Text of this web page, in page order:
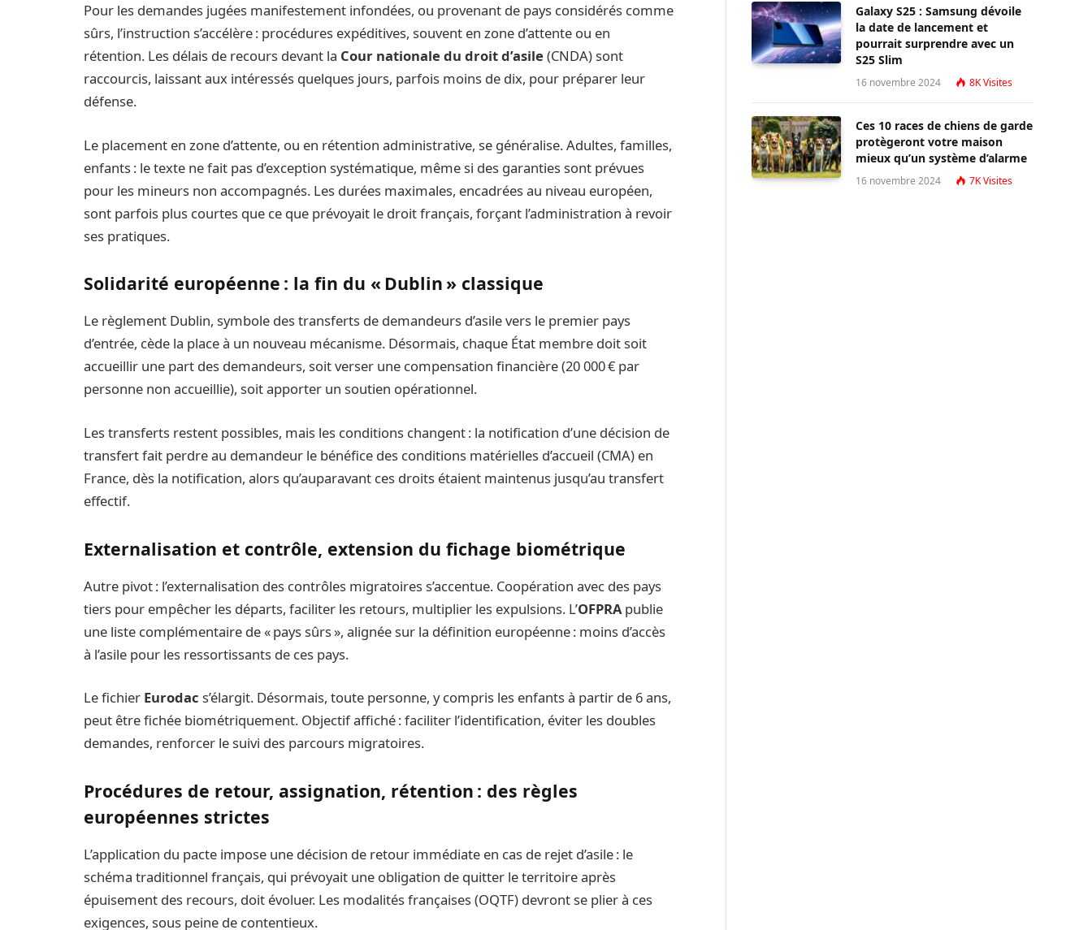
Pour les demandes jugées manifestement infondées, ou provenant de pays considérés comme
sûrs, l’instruction s’accélère : procédures expéditives, souvent en zone d’attente ou en
rétention. Les délais de recours devant la Cour nationale du droit d’asile (CNDA) sont
raccourcis, laissant aux intéressés quelques jours, parfois moins de dix, pour préparer leur
défense.
Le placement en zone d’attente, ou en rétention administrative, se généralise. Adultes, familles,
enfants : le texte ne fait pas d’exception systématique, même si des garanties sont prévues
pour les mineurs non accompagnés. Les durées maximales, encadrées au niveau européen,
sont parfois plus courtes que ce que prévoyait le droit français, forçant l’administration à revoir
ses pratiques.
Solidarité européenne : la fin du « Dublin » classique
Le règlement Dublin, symbole des transferts de demandeurs d’asile vers le premier pays
d’entrée, cède la place à un nouveau mécanisme. Désormais, chaque État membre doit soit
accueillir une part des demandeurs, soit verser une compensation financière (20 000 € par
personne non accueillie), soit apporter un soutien opérationnel.
Les transferts restent possibles, mais les conditions changent : la notification d’une décision de
transfert fait perdre au demandeur le bénéfice des conditions matérielles d’accueil (CMA) en
France, dès la notification, alors qu’auparavant ces droits étaient maintenus jusqu’au transfert
effectif.
Externalisation et contrôle, extension du fichage biométrique
Autre pivot : l’externalisation des contrôles migratoires s’accentue. Coopération avec des pays
tiers pour empêcher les départs, faciliter les retours, multiplier les expulsions. L’OFPRApublie
une liste complémentaire de « pays sûrs », alignée sur la définition européenne : moins d’accès
à l’asile pour les ressortissants de ces pays.
Le fichier Eurodac s’élargit. Désormais, toute personne, y compris les enfants à partir de 6 ans,
peut être fichée biométriquement. Objectif affiché : faciliter l’identification, éviter les doubles
demandes, renforcer le suivi des parcours migratoires.
Procédures de retour, assignation, rétention : des règles
européennes strictes
L’application du pacte impose une décision de retour immédiate en cas de rejet d’asile : le
schéma traditionnel français, qui prévoyait une obligation de quitter le territoire après
épuisement des recours, doit évoluer. Les modalités françaises (OQTF) devront se plier à ces
exigences, sous peine de contentieux.
Galaxy S25 : Samsung dévoile
la date de lancement et
pourrait surprendre avec un
S25 Slim
16 novembre 2024 8KVisites
Ces 10 races de chiens de garde
protègeront votre maison
mieux qu’un système d’alarme
16 novembre 2024 7KVisites